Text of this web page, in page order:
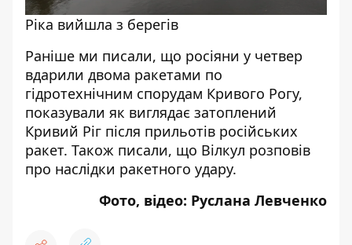
Ріка вийшла з берегів
Раніше ми писали, що росіяни у четвер
вдарили двома ракетами по
гідротехнічним спорудам Кривого Рогу,
показували як виглядає затоплений
Кривий Ріг після прильотів російських
ракет. Також писали, що Вілкул розповів
про наслідки ракетного удару.
Фото, відео: Руслана Левченко